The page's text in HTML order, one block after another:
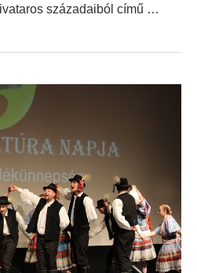
századaiból című …